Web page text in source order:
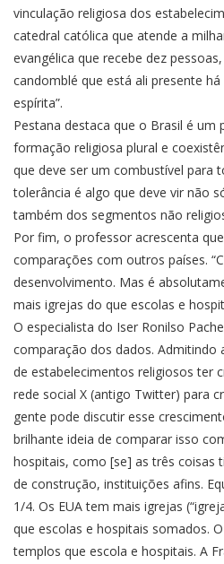
vinculação religiosa dos
catedral católica que atende a
evangélica que recebe dez
candomblé que está ali presente
espírita”.
Pestana destaca que o Brasil é um
formação religiosa plural e
que deve ser um combustível para
tolerância é algo que deve vir não
também dos segmentos não
Por fim, o professor acrescenta
comparações com outros países.
desenvolvimento. Mas é
mais igrejas do que escolas e
O especialista do Iser Ronilso
comparação dos dados. Admitindo
de estabelecimentos religiosos ter
rede social X (antigo Twitter) para
gente pode discutir esse
brilhante ideia de comparar isso
hospitais, como [se] as três coisas
de construção, instituições afins.
1/4. Os EUA tem mais igrejas
que escolas e hospitais somados.
templos que escola e hospitais. A